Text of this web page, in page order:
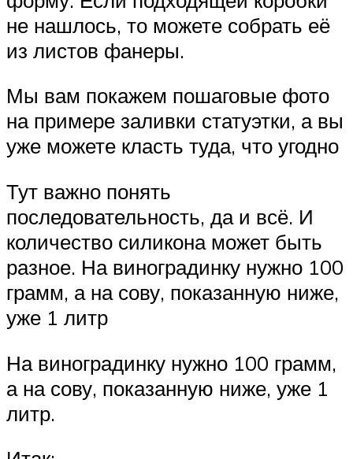
не нашлось, то можете собрать её
из листов фанеры.
Мы вам покажем пошаговые фото
на примере заливки статуэтки, а вы
уже можете класть туда, что угодно
Тут важно понять
последовательность, да и всё. И
количество силикона может быть
разное. На виноградинку нужно 100
грамм, а на сову, показанную ниже,
уже 1 литр
На виноградинку нужно 100 грамм,
а на сову, показанную ниже, уже 1
литр.